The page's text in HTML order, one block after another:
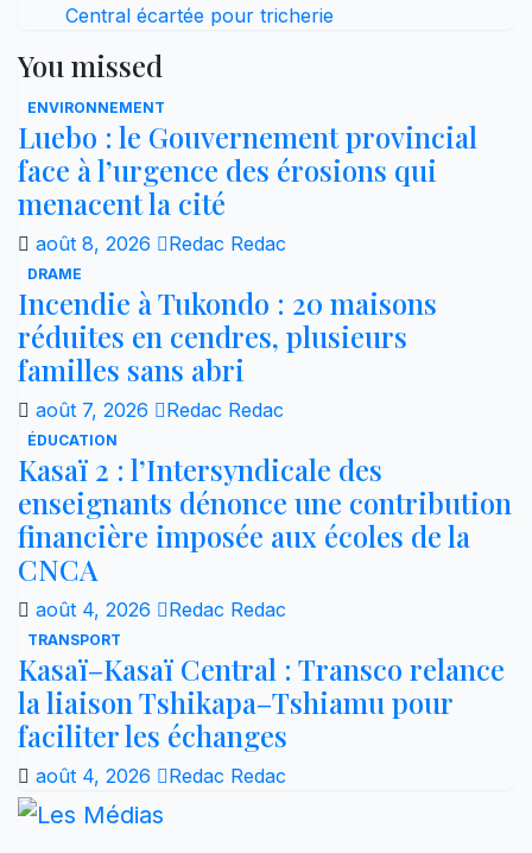
Central écartée pour tricherie
You missed
ENVIRONNEMENT
Luebo : le Gouvernement provincial
face à l’urgence des érosions qui
menacent la cité
août 8, 2026 Redac Redac
DRAME
Incendie à Tukondo : 20 maisons
réduites en cendres, plusieurs
familles sans abri
août 7, 2026 Redac Redac
ÉDUCATION
Kasaï 2 : l’Intersyndicale des
enseignants dénonce une contribution
financière imposée aux écoles de la
CNCA
août 4, 2026 Redac Redac
TRANSPORT
Kasaï–Kasaï Central : Transco relance
la liaison Tshikapa–Tshiamu pour
faciliter les échanges
août 4, 2026 Redac Redac